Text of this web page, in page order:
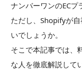
ナンバーワンのECプ
ただし、Shopifyが
いでしょうか。
そこで本記事では、
な人を徹底解説して